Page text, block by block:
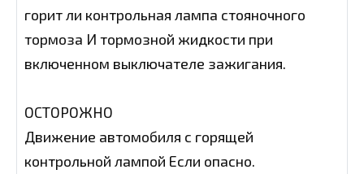
горит ли контрольная лампа стояночного
тормоза И тормозной жидкости при
включенном выключателе зажигания.
ОСТОРОЖНО
Движение автомобиля с горящей
контрольной лампой Если опасно.